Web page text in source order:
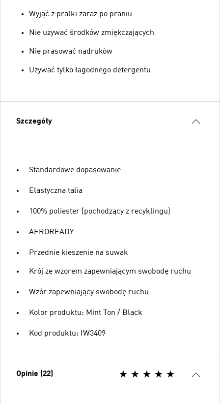
Wyjąć z pralki zaraz po praniu
Nie używać środków zmiękczających
Nie prasować nadruków
Używać tylko łagodnego detergentu
Szczegóły
Standardowe dopasowanie
Elastyczna talia
100% poliester (pochodzący z recyklingu)
AEROREADY
Przednie kieszenie na suwak
Krój ze wzorem zapewniającym swobodę ruchu
Wzór zapewniający swobodę ruchu
Kolor produktu: Mint Ton / Black
Kod produktu: IW3409
Opinie (22)